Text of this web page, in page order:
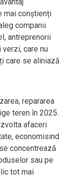
mai conștienți
companii
antreprenorii
care nu
care se aliniază
repararea
teren în 2025.
afaceri
economisind
concentrează
sau pe
tot mai